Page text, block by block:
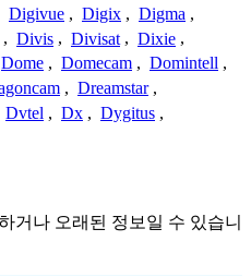
Digivue , Digix , Digma ,
, Divis , Divisat , Dixie ,
Dome , Domecam , Domintell ,
, Dreamstar ,
Dvtel , Dx , Dygitus ,
거나 오래된 정보일 수 있습니